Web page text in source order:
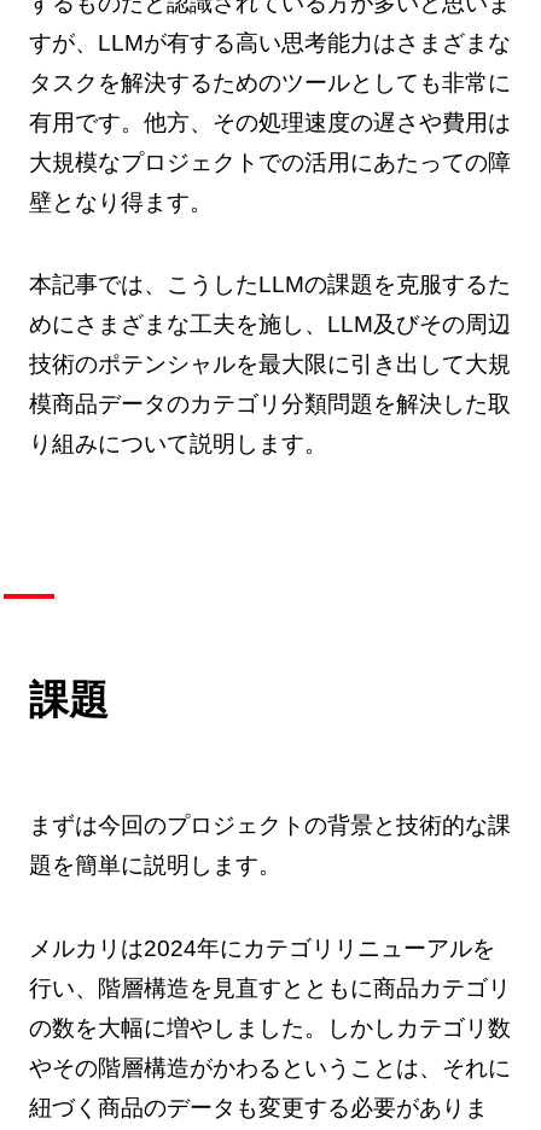
すが、LLMが有する高い思考能力はさまざまな
タスクを解決するためのツールとしても非常に
有用です。他方、その処理速度の遅さや費用は
大規模なプロジェクトでの活用にあたっての障
壁となり得ます。
本記事では、こうしたLLMの課題を克服するた
めにさまざまな工夫を施し、LLM及びその周辺
技術のポテンシャルを最大限に引き出して大規
模商品データのカテゴリ分類問題を解決した取
り組みについて説明します。
課題
まずは今回のプロジェクトの背景と技術的な課
題を簡単に説明します。
メルカリは2024年にカテゴリリニューアルを
行い、階層構造を見直すとともに商品カテゴリ
の数を大幅に増やしました。しかしカテゴリ数
やその階層構造がかわるということは、それに
紐づく商品のデータも変更する必要がありま